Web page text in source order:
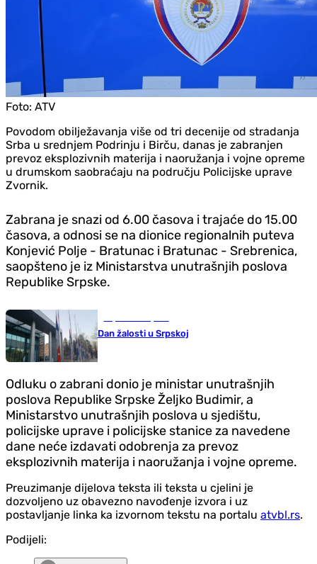
Foto: ATV
Povodom obilježavanja više od tri decenije od stradanja
Srba u srednjem Podrinju i Birču, danas je zabranjen
prevoz eksplozivnih materija i naoružanja i vojne opreme
u drumskom saobraćaju na području Policijske uprave
Zvornik.
Zabrana je snazi od 6.00 časova i trajaće do 15.00
časova, a odnosi se na dionice regionalnih puteva
Konjević Polje - Bratunac i Bratunac - Srebrenica,
saopšteno je iz Ministarstva unutrašnjih poslova
Republike Srpske.
Dan žalosti u Srpskoj
Odluku o zabrani donio je ministar unutrašnjih
poslova Republike Srpske Željko Budimir, a
Ministarstvo unutrašnjih poslova u sjedištu,
policijske uprave i policijske stanice za navedene
dane neće izdavati odobrenja za prevoz
eksplozivnih materija i naoružanja i vojne opreme.
Preuzimanje dijelova teksta ili teksta u cjelini je
dozvoljeno uz obavezno navođenje izvora i uz
postavljanje linka ka izvornom tekstu na portalu atvbl.rs.
Podijeli: